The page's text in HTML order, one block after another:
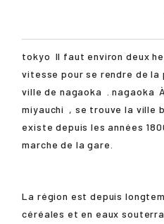
tokyo Il faut environ deux
vitesse pour se rendre de
ville de nagaoka .nagaoka
miyauchi , se trouve la ville
existe depuis les années
marche de la gare.
La région est depuis
céréales et en eaux